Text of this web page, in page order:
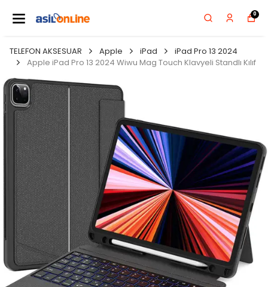
0
TELEFON AKSESUAR Apple iPad
iPad Pro 13 2024
Apple iPad Pro 13 2024 Wiwu Mag Touch Klavyeli Standlı Kılıf